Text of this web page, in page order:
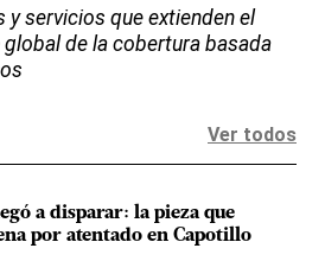
y servicios que extienden el
global de la cobertura basada
Ver todos
a disparar: la pieza que
por atentado en Capotillo